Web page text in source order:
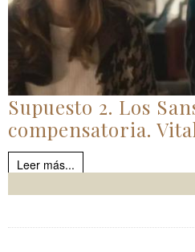
Supuesto 2. Los
compensatoria.
Leer más...